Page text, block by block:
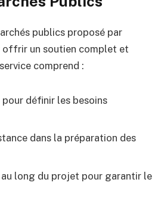
publics proposé par
offrir un soutien complet et
comprend :
définir les besoins
dans la préparation des
long du projet pour garantir le